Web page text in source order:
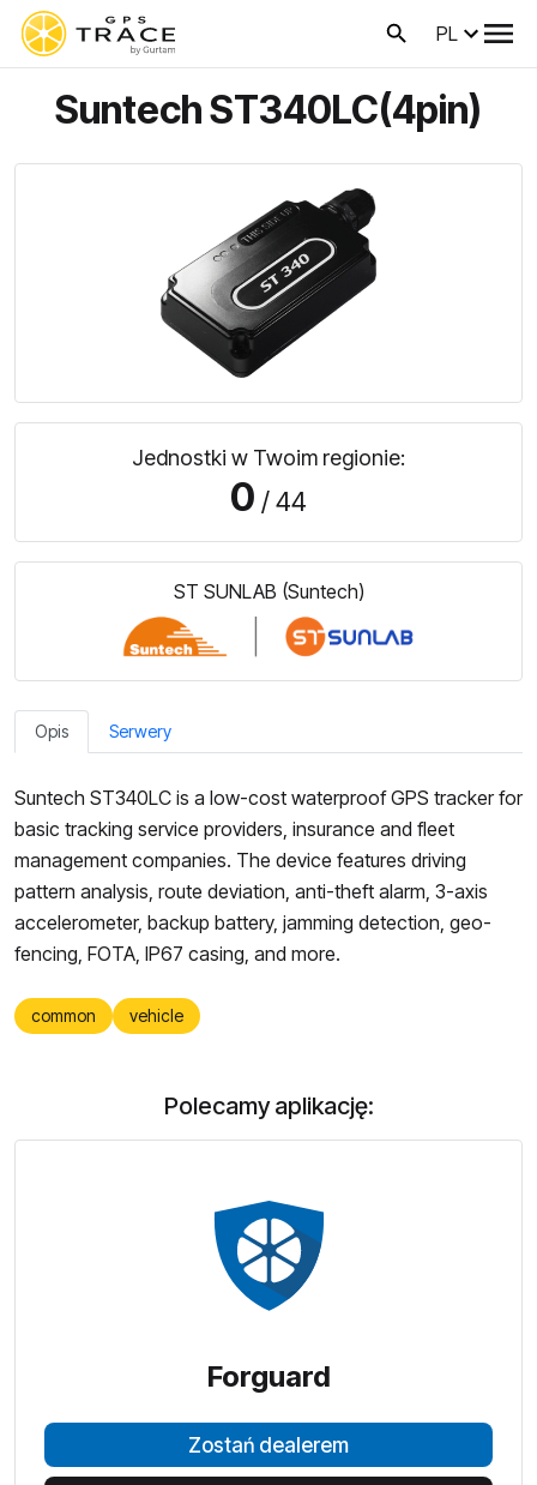
PL
Suntech ST340LC(4pin)
Jednostki w Twoim regionie:
0 / 44
ST SUNLAB (Suntech)
Opis Serwery
Suntech ST340LC is a low-cost waterproof GPS tracker for
basic tracking service providers, insurance and fleet
management companies. The device features driving
pattern analysis, route deviation, anti-theft alarm, 3-axis
accelerometer, backup battery, jamming detection, geo-
fencing, FOTA, IP67 casing, and more.
common vehicle
Polecamy aplikację:
Forguard
Zostań dealerem